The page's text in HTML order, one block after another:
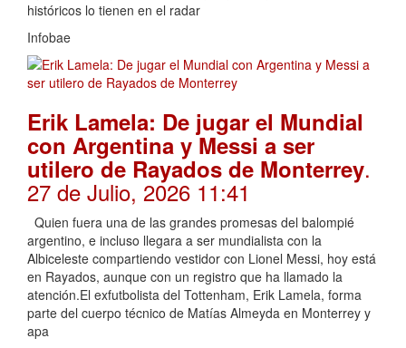
históricos lo tienen en el radar
Infobae
Erik Lamela: De jugar el Mundial
con Argentina y Messi a ser
utilero de Rayados de Monterrey.
27 de Julio, 2026 11:41
Quien fuera una de las grandes promesas del balompié
argentino, e incluso llegara a ser mundialista con la
Albiceleste compartiendo vestidor con Lionel Messi, hoy está
en Rayados, aunque con un registro que ha llamado la
atención.El exfutbolista del Tottenham, Erik Lamela, forma
parte del cuerpo técnico de Matías Almeyda en Monterrey y
apa